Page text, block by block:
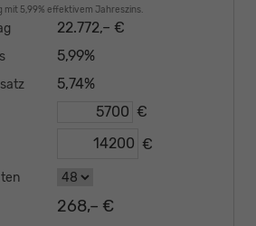
mit 5,99% effektivem Jahreszins.
22.772,– €
5,99%
5,74%
€
€
268,– €